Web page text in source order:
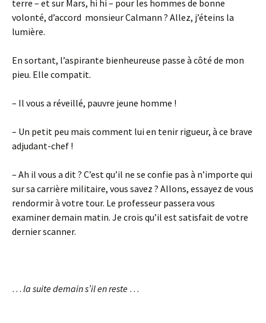
terre – et sur Mars, hi hi – pour les hommes de bonne
volonté, d’accord monsieur Calmann ? Allez, j’éteins la
lumière.
En sortant, l’aspirante bienheureuse passe à côté de mon
pieu. Elle compatit.
– Il vous a réveillé, pauvre jeune homme !
– Un petit peu mais comment lui en tenir rigueur, à ce brave
adjudant-chef !
– Ah il vous a dit ? C’est qu’il ne se confie pas à n’importe qui
sur sa carrière militaire, vous savez ? Allons, essayez de vous
rendormir à votre tour. Le professeur passera vous
examiner demain matin. Je crois qu’il est satisfait de votre
dernier scanner.
… la suitedemain s’il en reste …